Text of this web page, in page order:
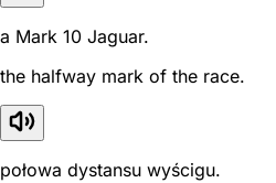
a Mark 10 Jaguar.
the halfway mark of the race.
połowa dystansu wyścigu.